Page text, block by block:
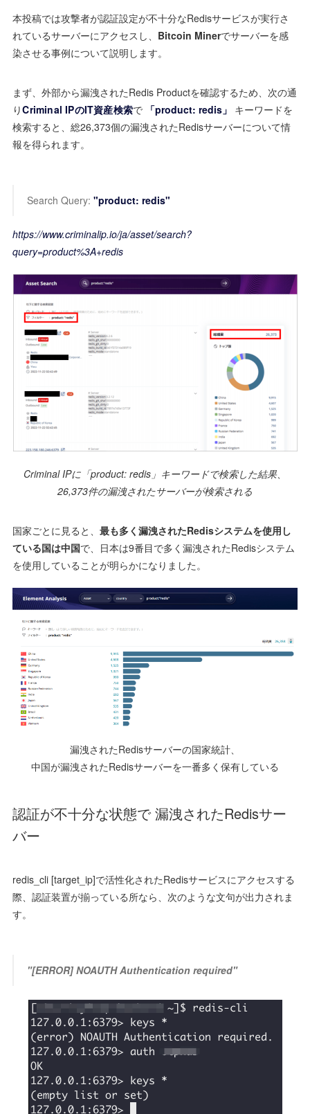
本投稿では攻撃者が認証設定が不十分なRedisサービスが実行さ
れているサーバーにアクセスし、 Bitcoin Minerでサーバーを感
染させる事例について説明します。
まず、外部から漏洩されたRedis Productを確認するため、次の通
りCriminal IPのIT資産検索で 「product: redis」 キーワードを
検索すると、総26,373個の漏洩されたRedisサーバーについて情
報を得られます。
Search Query:"product: redis"
https://www.criminalip.io/ja/asset/search?
query=product%3A+redis
Criminal IPに「product: redis」キーワードで検索した結果、
26,373件の漏洩されたサーバーが検索される
国家ごとに見ると、最も多く漏洩されたRedisシステムを使用し
ている国は中国で、日本は9番目で多く漏洩されたRedisシステム
を使用していることが明らかになりました。
漏洩されたRedisサーバーの国家統計、
中国が漏洩されたRedisサーバーを一番多く保有している
認証が不十分な状態で 漏洩されたRedisサー
バー
redis_cli [target_ip]で活性化されたRedisサービスにアクセスする
際、認証装置が揃っている所なら、次のような文句が出力されま
す。
"[ERROR] NOAUTH Authentication required"